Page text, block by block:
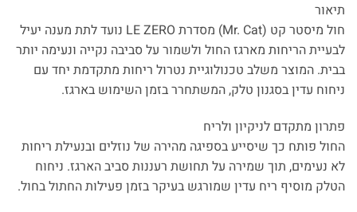
תיאור
חול מיסטר קט (Mr. Cat) מסדרת LE ZERO נועד לתת מענה יעיל
לבעיית הריחות מארגז החול ולשמור על סביבה נקייה ונעימה יותר
בבית. המוצר משלב טכנולוגיית נטרול ריחות מתקדמת יחד עם
ניחוח עדין בסגנון טלק, המשתחרר בזמן השימוש בארגז.
פתרון מתקדם לניקיון ולריח
החול פותח כך שיסייע בספיגה מהירה של נוזלים ובנעילת ריחות
לא נעימים, תוך שמירה על תחושת רעננות סביב הארגז. ניחוח
הטלק מוסיף ריח עדין שמורגש בעיקר בזמן פעילות החתול בחול.